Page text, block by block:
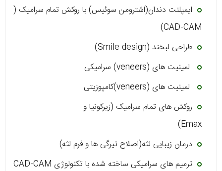
ایمپلنت دندان(اشترومن سوئیس) با روکش تمام سرامیک (
CAD-CAM)
طراحی لبخند (Smile design)
لمینیت های (veneers) سرامیکی
لمینیت های (veneers)کامپوزیتی
روکش های تمام سرامیک (زیرکونیا و
Emax)
درمان زیبایی لثه(اصلاح تیرگی ها و فرم لثه)
ترمیم های سرامیکی ساخته شده با تکنولوژی CAD-CAM